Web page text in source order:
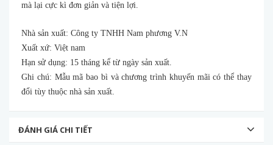
mà lại cực kì đơn giản và tiện lợi.
Nhà sản xuất: Công ty TNHH Nam phương V.N
Xuất xứ: Việt nam
Hạn sử dụng: 15 tháng kể từ ngày sản xuất.
Ghi chú: Mẫu mã bao bì và chương trình khuyến mãi có thể thay
đổi tùy thuộc nhà sản xuất.
ĐÁNH GIÁ CHI TIẾT